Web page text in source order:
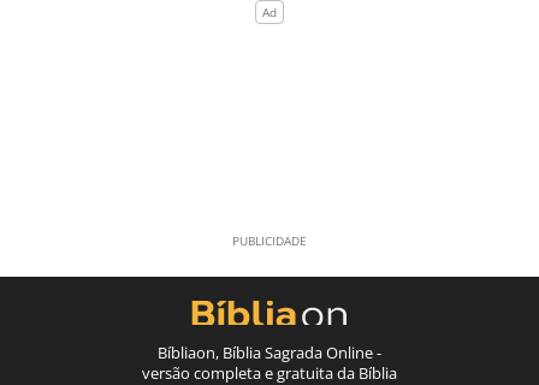
Bíbliaon, Bíblia Sagrada Online -
versão completa e gratuita da Bíblia